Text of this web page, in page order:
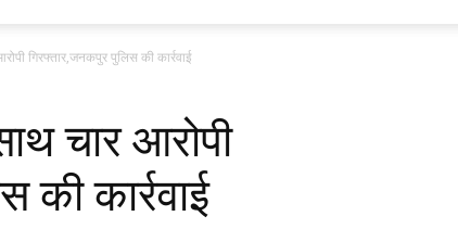
गिरफ्तार,जनकपुर पुलिस की कार्रवाई
चार आरोपी
की कार्रवाई